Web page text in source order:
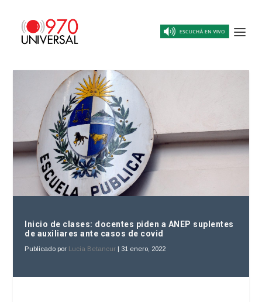
Inicio de clases: docentes piden a ANEP suplentes
de auxiliares ante casos de covid
Publicado por Lucia Betancur | 31 enero, 2022